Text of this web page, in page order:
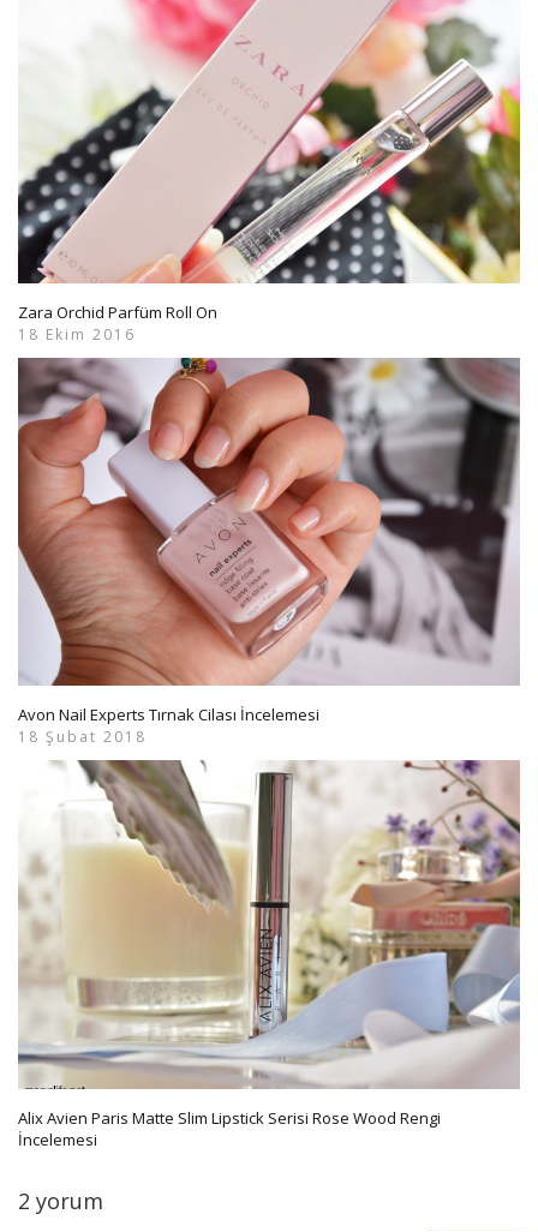
Zara Orchid Parfüm Roll On
18 Ekim 2016
Avon Nail Experts Tırnak Cilası İncelemesi
18 Şubat 2018
Alix Avien Paris Matte Slim Lipstick Serisi Rose Wood Rengi
İncelemesi
2 yorum